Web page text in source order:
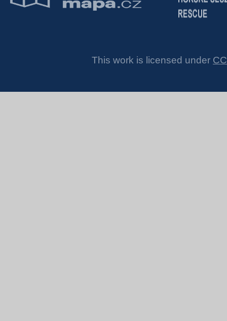
This work is licensed under